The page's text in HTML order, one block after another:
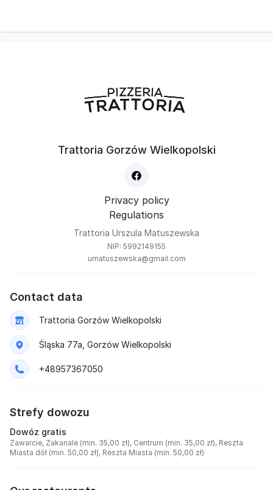
Trattoria Gorzów Wielkopolski
Privacy policy
Regulations
Trattoria Urszula Matuszewska
NIP: 5992149155
umatuszewska@gmail.com
Contact data
Trattoria Gorzów Wielkopolski
Śląska 77a, Gorzów Wielkopolski
+48957367050
Strefy dowozu
Dowóz gratis
Zawarcie, Zakanale (min. 35,00 zł), Centrum (min. 35,00 zł), Reszta
Miasta dół (min. 50,00 zł), Reszta Miasta (min. 50,00 zł)